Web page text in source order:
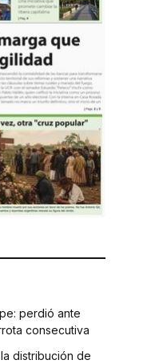
perdió ante
consecutiva
distribución de